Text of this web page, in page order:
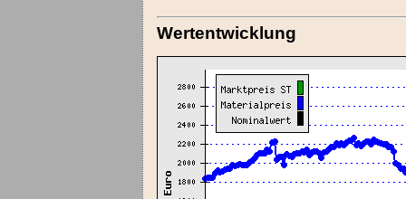
Wertentwicklung